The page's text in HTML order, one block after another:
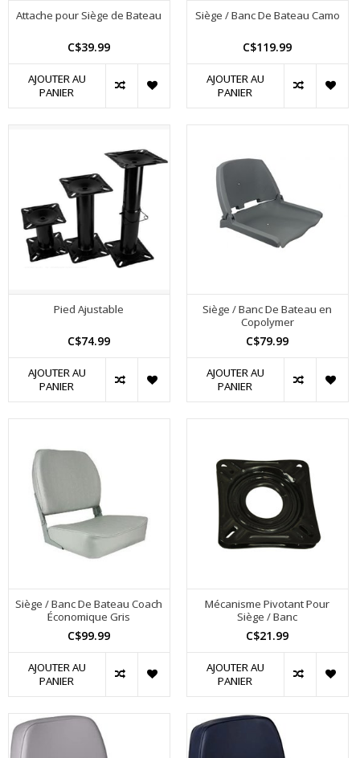
Attache pour Siège de Bateau
C$39.99
AJOUTER AU
PANIER
Siège / Banc De Bateau Camo
C$119.99
AJOUTER AU
PANIER
Pied Ajustable
C$74.99
AJOUTER AU
PANIER
Siège / Banc De Bateau en
Copolymer
C$79.99
AJOUTER AU
PANIER
Siège / Banc De Bateau Coach
Économique Gris
C$99.99
AJOUTER AU
PANIER
Mécanisme Pivotant Pour
Siège / Banc
C$21.99
AJOUTER AU
PANIER